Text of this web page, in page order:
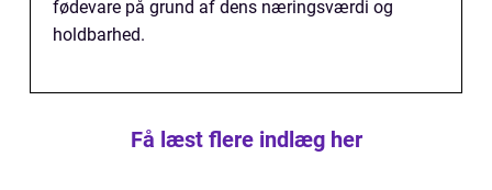
fødevare på grund af dens næringsværdi og
holdbarhed.
Få læst flere indlæg her